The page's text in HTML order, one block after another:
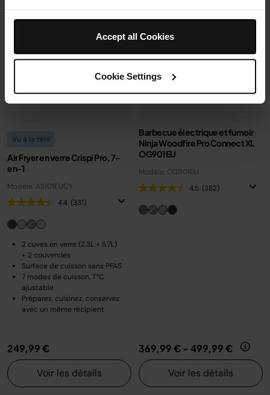
Accept all Cookies
Cookie Settings
Vu à la télé
Air Fryer en verre Crispi Pro, 7-
en-1
Modèle: AS101EUCY
4.4 (331)
2 cuves en verre (2.3L + 5.7L)
+ 2 couvercles
Surface de cuisson sans PFAS
7 modes de cuisson, T°C
ajustable
Préparez, cuisinez, conservez
avec un même récipient
249,99 €
Voir les détails
Barbecue électrique et fumoir
Ninja Woodfire Pro Connect XL
OG901EU
Modèle: OG901EU
4.5 (382)
369,99 €- 499,99 €
Voir les détails